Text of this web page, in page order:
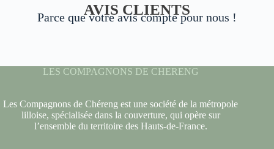
AVIS CLIENTS
Parce que votre avis compte pour nous !
LES COMPAGNONS DE CHERENG
Les Compagnons de Chéreng est une société de la métropole
lilloise, spécialisée dans la couverture, qui opère sur
l’ensemble du territoire des Hauts-de-France.